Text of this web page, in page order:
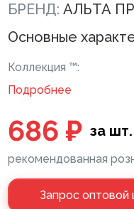
Плинтус напольный с
Керамическая плитка
Панели МДФ
Сантехника
БРЕНД: АЛЬТА
Основные
Коллекция ™:
Подробнее
686 ₽ за шт.
рекомендованная
Запрос оптовой